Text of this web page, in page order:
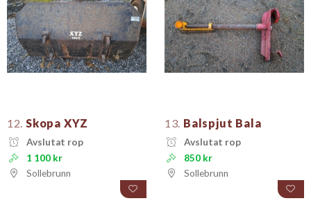
12. Skopa XYZ
Avslutat rop
1 100 kr
Sollebrunn
13. Balspjut Bala
Avslutat rop
850 kr
Sollebrunn